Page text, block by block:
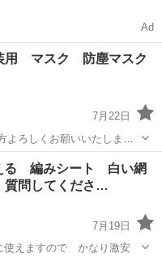
Ad
用 マスク 防塵マスク
7月22日
ろしくお願いいたします
ます 現状品
問してくださ…
7月19日
使えますので かなり激安